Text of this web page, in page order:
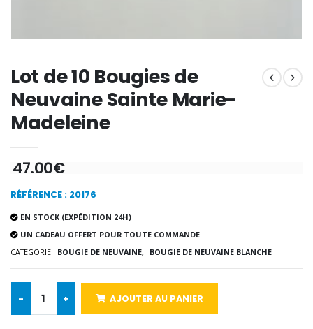
Bonbons Pastilles Menthe à l'Eau de Lourdes - 130g
€7.90 €12.90
€2.50
Lot de 10 Bougies de
Neuvaine Sainte Marie-
Madeleine
47.00€
RÉFÉRENCE : 20176
EN STOCK (EXPÉDITION 24H)
UN CADEAU OFFERT POUR TOUTE COMMANDE
CATEGORIE : BOUGIE DE NEUVAINE, BOUGIE DE NEUVAINE BLANCHE
- + AJOUTER AU PANIER